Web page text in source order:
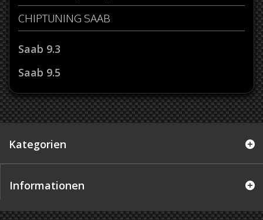
CHIPTUNING SAAB
Saab 9.3
Saab 9.5
Kategorien
Informationen